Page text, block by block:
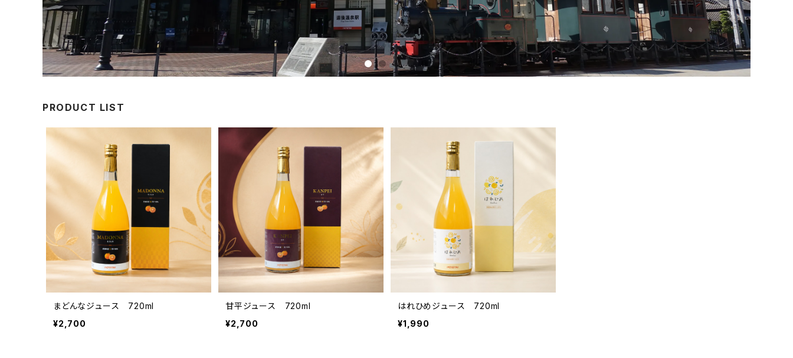
PRODUCT LIST
まどんなジュース 720ml
¥2,700
甘平ジュース 720ml
¥2,700
はれひめジュース 720ml
¥1,990